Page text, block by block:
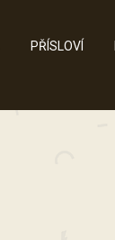
PŘÍSLOVÍ